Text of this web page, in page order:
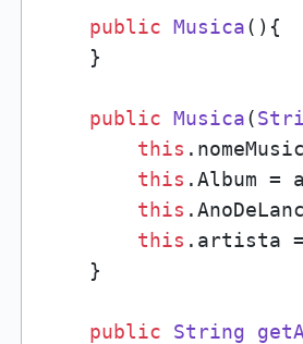
public Musica(){
    }
public Musica(
this .
this .Album =
this .
this . artista
    }
public String